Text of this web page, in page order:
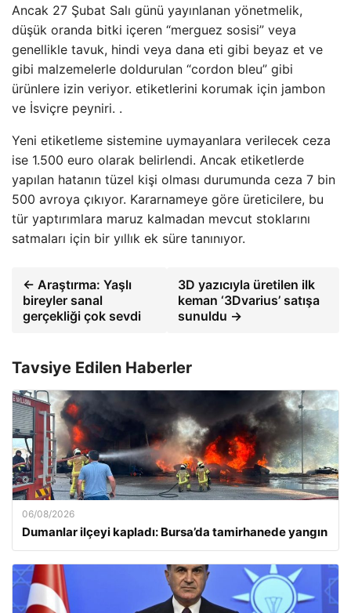
Ancak 27 Şubat Salı günü yayınlanan yönetmelik,
düşük oranda bitki içeren “merguez sosisi” veya
genellikle tavuk, hindi veya dana eti gibi beyaz et ve
gibi malzemelerle doldurulan “cordon bleu” gibi
ürünlere izin veriyor. etiketlerini korumak için jambon
ve İsviçre peyniri. .
Yeni etiketleme sistemine uymayanlara verilecek ceza
ise 1.500 euro olarak belirlendi. Ancak etiketlerde
yapılan hatanın tüzel kişi olması durumunda ceza 7 bin
500 avroya çıkıyor. Kararnameye göre üreticilere, bu
tür yaptırımlara maruz kalmadan mevcut stoklarını
satmaları için bir yıllık ek süre tanınıyor.
← Araştırma: Yaşlı
bireyler sanal
gerçekliği çok sevdi
3D yazıcıyla üretilen ilk
keman ‘3Dvarius’ satışa
sunuldu →
Tavsiye Edilen Haberler
06/08/2026
Dumanlar ilçeyi kapladı: Bursa’da tamirhanede yangın